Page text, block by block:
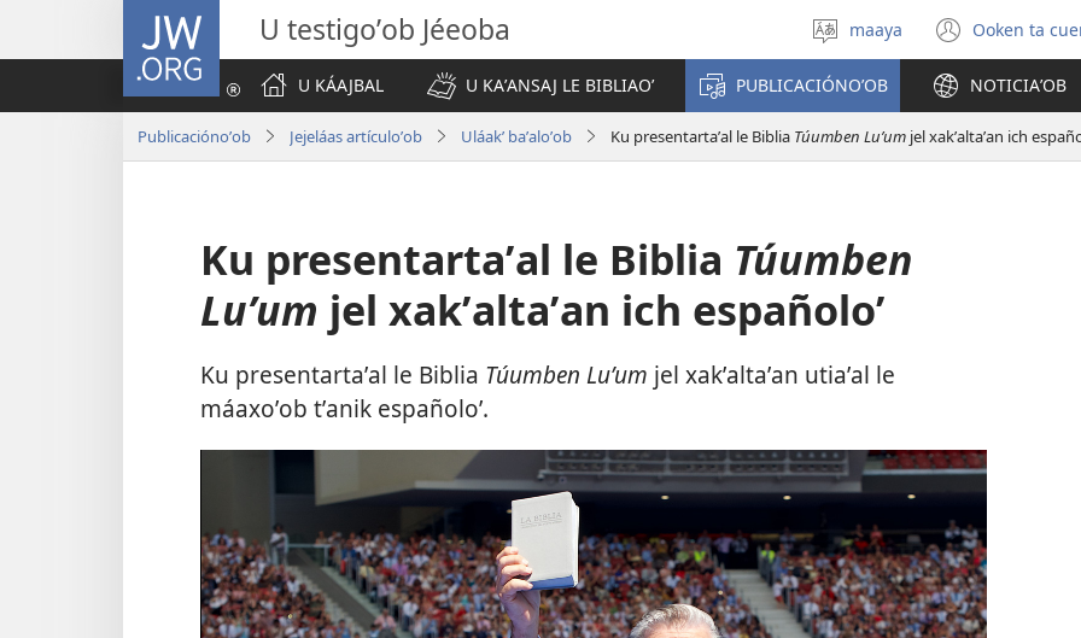
JW.ORG U testigoʼob Jéeoba
Yéey
u
idiomail
maaya Ooken ta(opens
new
window)
U KÁAJBAL
U KAʼANSAJ LE BIBLIAOʼ PUBLICACIÓNOʼOB NOTICIAʼOB
Publicaciónoʼob Jejeláas artículoʼob Uláakʼ baʼaloʼob Ku presentartaʼal le Biblia Túumben Luʼum jel xakʼaltaʼan ich
Ku presentartaʼal le Biblia Túumben
Luʼum jel xakʼaltaʼan ich españoloʼ
Ku presentartaʼal le Biblia Túumben Luʼum jel xakʼaltaʼan utiaʼal le
máaxoʼob tʼanik españoloʼ.